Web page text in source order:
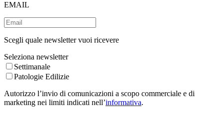
EMAIL
Scegli quale newsletter vuoi ricevere
Seleziona newsletter
Settimanale
Patologie Edilizie
Autorizzo l’invio di comunicazioni a scopo commerciale e di
marketing nei limiti indicati nell’informativa.